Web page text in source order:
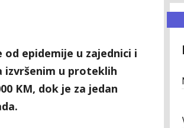
epidemije u zajednici i
izvršenim u proteklih
KM, dok je za jedan